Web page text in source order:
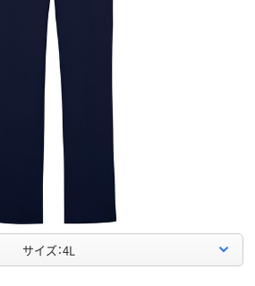
サイズ：4L